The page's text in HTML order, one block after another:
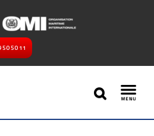
50 50 11
SEARCH